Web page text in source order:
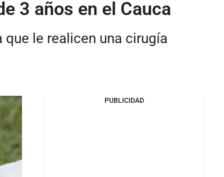
3 años en el Cauca
le realicen una cirugía
PUBLICIDAD